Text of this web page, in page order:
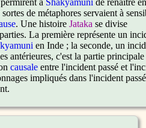
à Shakyamuni de renaître
sortes de métaphores servaient à
. Une histoire Jataka se divise
La première représente un
en Inde ; la seconde, un
antérieures, c'est la partie
causaleentre l'incident passé et
impliqués dans l'incident